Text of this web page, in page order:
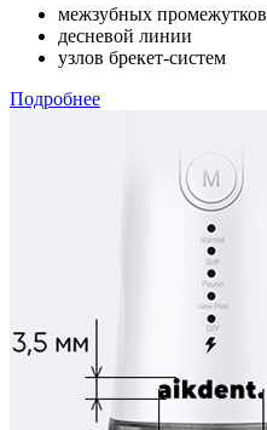
межзубных промежутков
десневой линии
узлов брекет-систем
Подробнее